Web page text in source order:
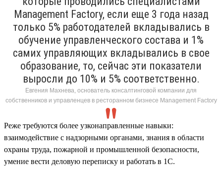
Management Factory, если еще 3 года назад
только 5% работодателей вкладывались в
обучение управленческого состава и 1%
самих управляющих вкладывались в свое
образование, то, сейчас эти показатели
выросли до 10% и 5% соответственно.
Евгения Махнева, основатель консалтинговой компании для
собственников и управленцев в ресторанном бизнесе Management Factory
Реже требуются более узконаправленные навыки:
взаимодействие с надзорными органами, знания в области
охраны труда, пожарной и промышленной безопасности,
умение вести деловую переписку и работать в 1С.